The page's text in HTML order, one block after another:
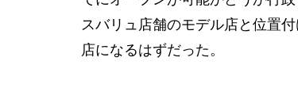
スバリュ店舗のモデル店と位置
店になるはずだった。